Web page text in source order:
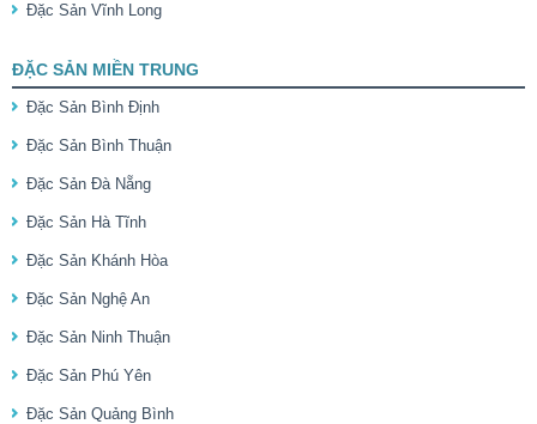
Đặc Sản Vĩnh Long
ĐẶC SẢN MIỀN TRUNG
Đặc Sản Bình Định
Đặc Sản Bình Thuận
Đặc Sản Đà Nẵng
Đặc Sản Hà Tĩnh
Đặc Sản Khánh Hòa
Đặc Sản Nghệ An
Đặc Sản Ninh Thuận
Đặc Sản Phú Yên
Đặc Sản Quảng Bình